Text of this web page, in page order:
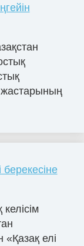
жастарының
«Қазақ елі